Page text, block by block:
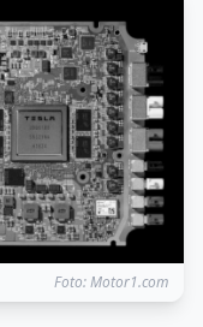
Foto: Motor1.com